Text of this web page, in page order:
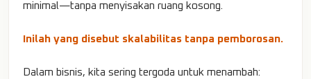
minimal—tanpa menyisakan ruang kosong.
Inilah yang disebut skalabilitas tanpa pemborosan.
Dalam bisnis, kita sering tergoda untuk menambah: